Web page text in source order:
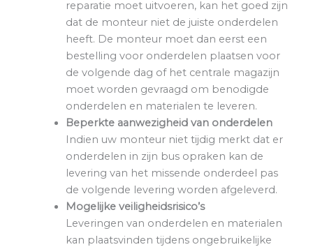
reparatie moet uitvoeren, kan het goed zijn
dat de monteur niet de juiste onderdelen
heeft. De monteur moet dan eerst een
bestelling voor onderdelen plaatsen voor
de volgende dag of het centrale magazijn
moet worden gevraagd om benodigde
onderdelen en materialen te leveren.
Beperkte aanwezigheid van onderdelen
Indien uw monteur niet tijdig merkt dat er
onderdelen in zijn bus opraken kan de
levering van het missende onderdeel pas
de volgende levering worden afgeleverd.
Mogelijke veiligheidsrisico’s
Leveringen van onderdelen en materialen
kan plaatsvinden tijdens ongebruikelijke